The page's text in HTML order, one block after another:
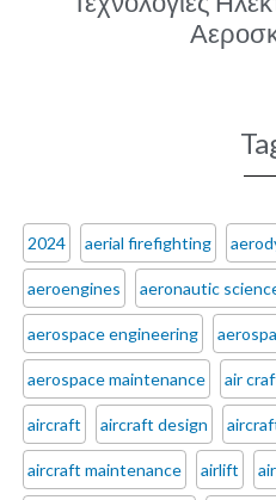
2024 aerial firefighting
aeroengines aeronautic
aerospace engineering
aerospace maintenance air
aircraft aircraft design
aircraft maintenance airlift